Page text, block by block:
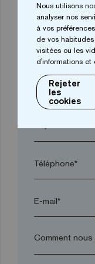
Ville*
Code postal*
Téléphone*
E-mail*
Nous utilisons
analyser nos
à vos
de vos
visitées ou les
d'informations et
Rejeter
les
cookies